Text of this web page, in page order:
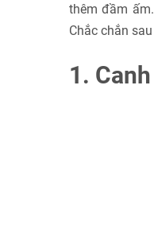
thêm đầm
Chắc chắn
1.